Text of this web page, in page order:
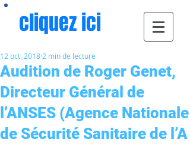
cliquez ici
Audition de Roger Genet,
Directeur Général de
l’ANSES (Agence Nationale
de Sécurité Sanitaire de l’A
12 oct. 2018 2 min de lecture